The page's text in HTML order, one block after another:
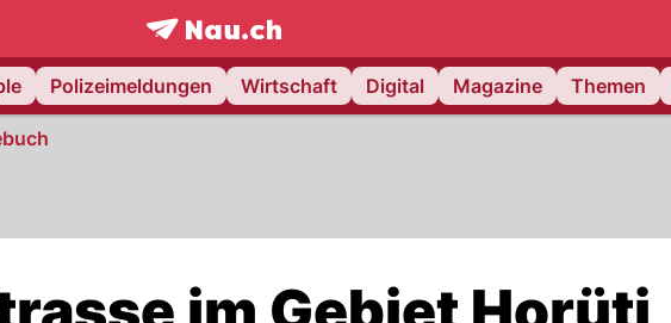
frontpage.NAU.ch
Polizeimeldungen Wirtschaft Digital Magazine Themen